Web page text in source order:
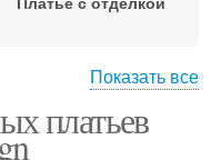
Кружевное платье
Показать все
платьев